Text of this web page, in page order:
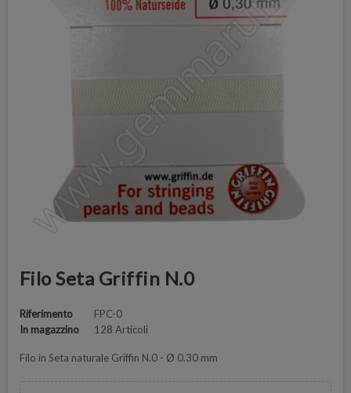
Filo Seta Griffin N.0
Riferimento
FPC-0
In magazzino
128 Articoli
Filo in Seta naturale Griffin N.0 - Ø 0.30 mm